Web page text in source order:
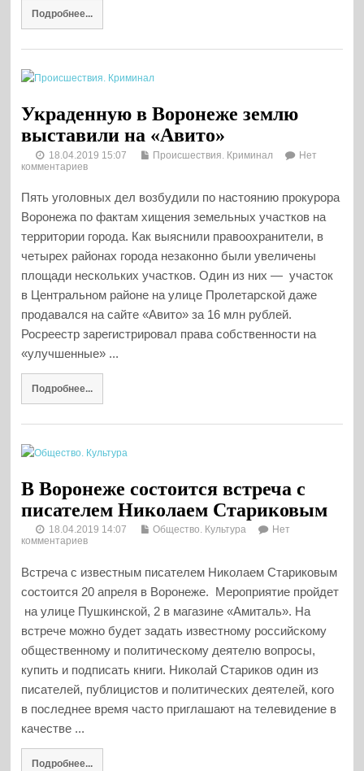
Подробнее...
Украденную в Воронеже землю
выставили на «Авито»
18.04.2019 15:07 Происшествия. Криминал
Нет
комментариев
Пять уголовных дел возбудили по настоянию прокурора
Воронежа по фактам хищения земельных участков на
территории города. Как выяснили правоохранители, в
четырех районах города незаконно были увеличены
площади нескольких участков. Один из них — участок
в Центральном районе на улице Пролетарской даже
продавался на сайте «Авито» за 16 млн рублей.
Росреестр зарегистрировал права собственности на
«улучшенные» ...
Подробнее...
В Воронеже состоится встреча с
писателем Николаем Стариковым
18.04.2019 14:07 Общество. Культура
Нет
комментариев
Встреча с известным писателем Николаем Стариковым
состоится 20 апреля в Воронеже. Мероприятие пройдет
на улице Пушкинской, 2 в магазине «Амиталь». На
встрече можно будет задать известному российскому
общественному и политическому деятелю вопросы,
купить и подписать книги. Николай Стариков один из
писателей, публицистов и политических деятелей, кого
в последнее время часто приглашают на телевидение в
качестве ...
Подробнее...